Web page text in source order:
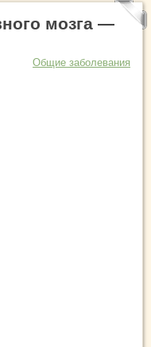
мозга —
Общие заболевания